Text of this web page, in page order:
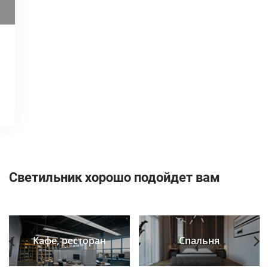
Светильник хорошо подойдет вам
Previous
Кафе, ресторан Спальня